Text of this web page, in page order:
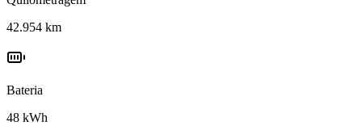
42.954 km
Bateria
48 kWh